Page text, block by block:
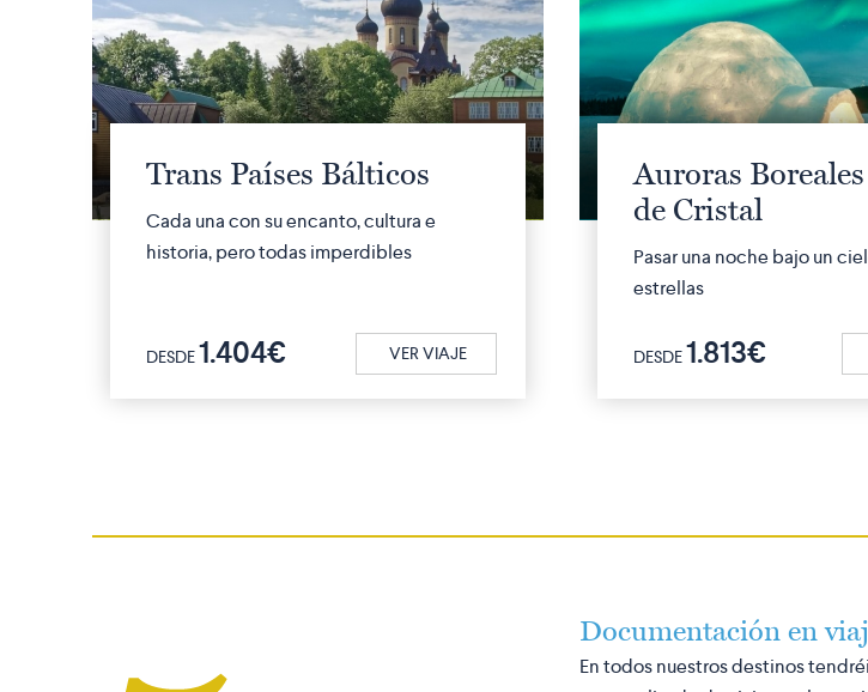
Trans Países Bálticos
Cada una con su encanto, cultura e
historia, pero todas imperdibles
DESDE1.404€ VER VIAJE
Auroras
de Cristal
Pasar una noche bajo un
estrellas
DESDE1.813€
Documentación en
En todos nuestros destinos